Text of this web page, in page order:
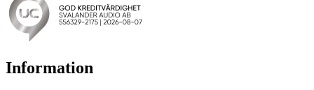
Information